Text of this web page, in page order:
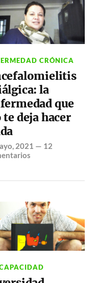
CRÓNICA
la
que
te deja hacer
2021 — 12